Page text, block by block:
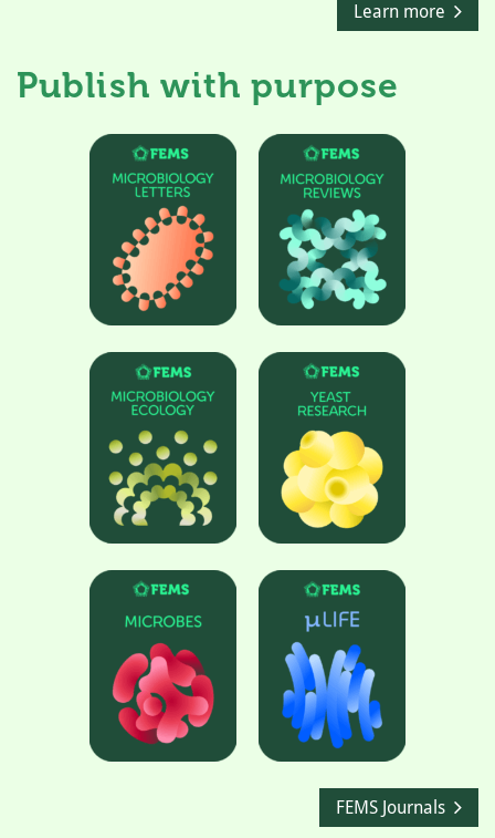
Learn more
Publish with purpose
FEMS Journals